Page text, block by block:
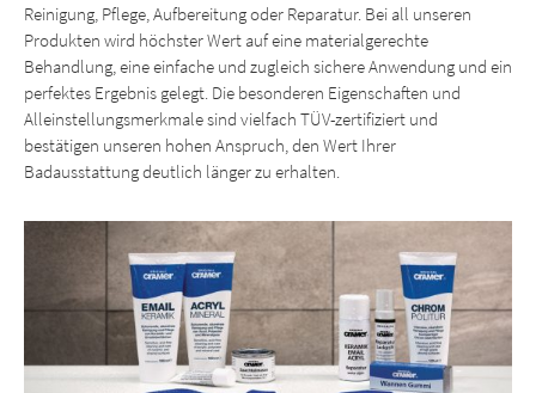
Reinigung, Pflege, Aufbereitung oder Reparatur. Bei all unseren
Produkten wird höchster Wert auf eine materialgerechte
Behandlung, eine einfache und zugleich sichere Anwendung und ein
perfektes Ergebnis gelegt. Die besonderen Eigenschaften und
Alleinstellungsmerkmale sind vielfach TÜV-zertifiziert und
bestätigen unseren hohen Anspruch, den Wert Ihrer
Badausstattung deutlich länger zu erhalten.